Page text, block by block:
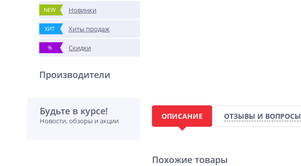
NEW Новинки
ХИТ Хиты продаж
% Скидки
Производители
Будьте в курсе!
Новости, обзоры и акции ОПИСАНИЕ ОТЗЫВЫ И ВОПРОСЫ
Похожие товары